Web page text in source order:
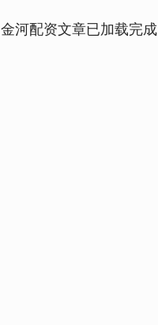
金河配资文章已加载完成